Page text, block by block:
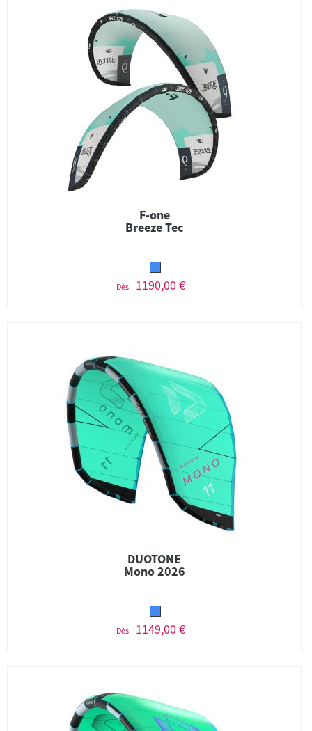
F-one
Breeze Tec
Dès 1190,00 €
DUOTONE
Mono 2026
Dès 1149,00 €